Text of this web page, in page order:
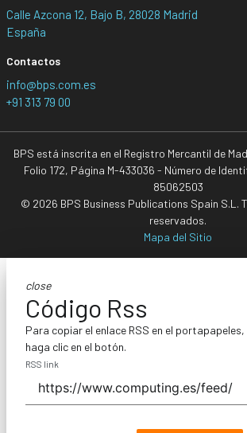
Calle Azcona 12, Bajo B, 28028 Madrid
España
Contactos
info@bps.com.es
+91 313 79 00
BPS está inscrita en el Registro Mercantil de
Folio 172, Página M-433036 - Número de
85062503
© 2026 BPS Business Publications Spain S.L.
reservados.
Mapa del Sitio
close
Código Rss
Para copiar el enlace RSS en el portapapeles,
haga clic en el botón.
RSS link